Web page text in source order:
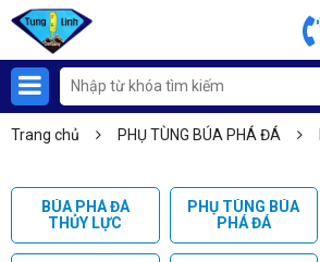
Trang chủ PHỤ TÙNG BÚA PHÁ ĐÁ
BÚA PHÁ ĐÁ
THỦY LỰC
PHỤ TÙNG BÚA
PHÁ ĐÁ